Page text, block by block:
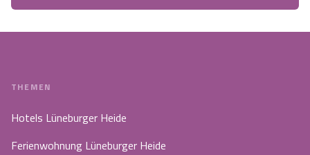
THEMEN
Hotels Lüneburger Heide
Ferienwohnung Lüneburger Heide